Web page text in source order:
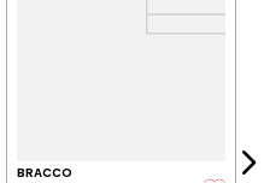
BRACCO